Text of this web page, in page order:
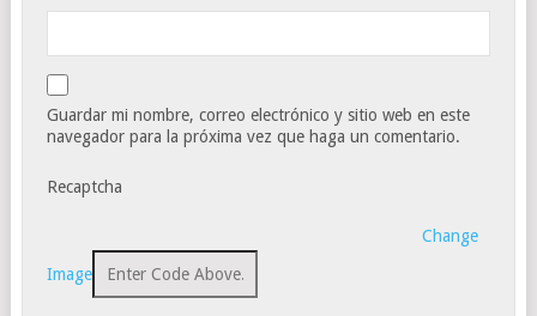
Guardar mi nombre, correo electrónico y sitio web en este
navegador para la próxima vez que haga un comentario.
Recaptcha
Change
Image